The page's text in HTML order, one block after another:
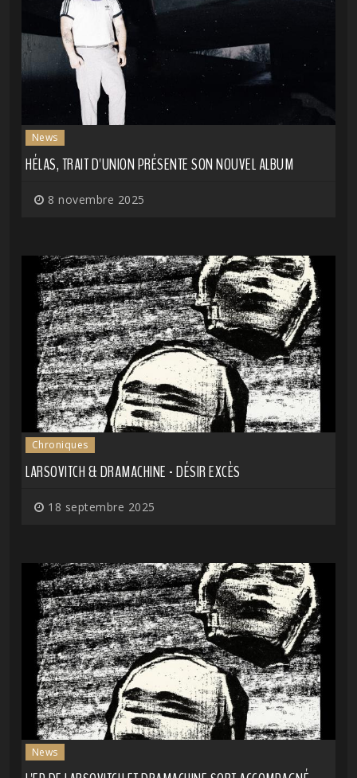
News
HÉLAS, TRAIT D'UNION PRÉSENTE SON NOUVEL ALBUM
8 novembre 2025
Chroniques
LARSOVITCH & DRAMACHINE - DÉSIR EXCÈS
18 septembre 2025
News